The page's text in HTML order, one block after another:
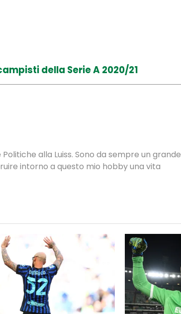
della Serie A 2020/21
alla Luiss. Sono da sempre un grande
intorno a questo mio hobby una vita